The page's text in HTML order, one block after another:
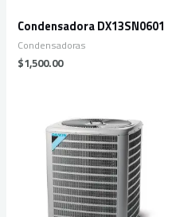
Condensadora DX13SN0601
Condensadoras
$1,500.00